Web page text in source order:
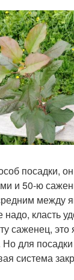
посадки,
и 50-ю
надо, класть
саженец,
Но для
система